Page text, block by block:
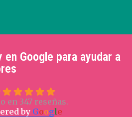
en Google para ayudar a
en 347 reseñas.
by Google